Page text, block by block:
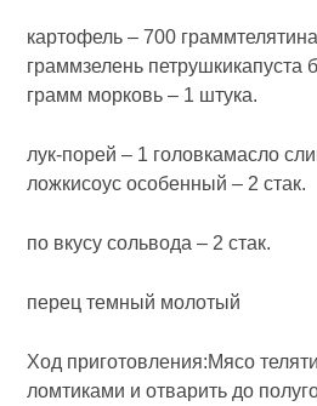
картофель – 700
граммзелень петрушкикапуста
грамм морковь – 1 штука.
лук-порей – 1 головкамасло
ложкисоус особенный – 2 стак.
по вкусу сольвода – 2 стак.
перец темный молотый
Ход приготовления:Мясо
ломтиками и отварить до